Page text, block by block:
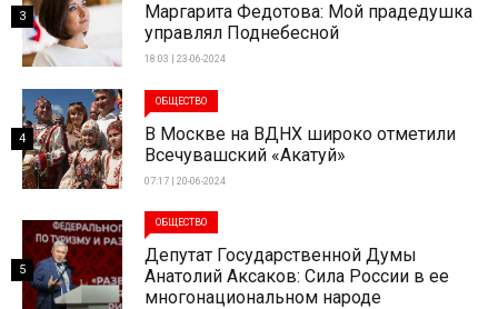
Маргарита Федотова: Мой прадедушка
управлял Поднебесной
18:03 | 23-06-2024
3
ОБЩЕСТВО
В Москве на ВДНХ широко отметили
Всечувашский «Акатуй»
07:17 | 20-06-2024
4
ОБЩЕСТВО
Депутат Государственной Думы
Анатолий Аксаков: Сила России в ее
многонациональном народе
5